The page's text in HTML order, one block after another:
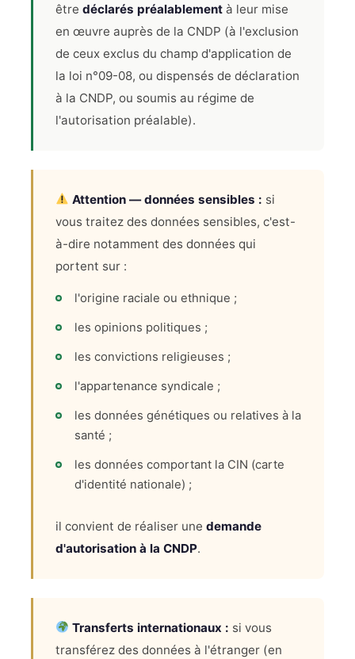
être déclarés préalablement à leur mise
en œuvre auprès de la CNDP (à l'exclusion
de ceux exclus du champ d'application de
la loi n°09-08, ou dispensés de déclaration
à la CNDP, ou soumis au régime de
l'autorisation préalable).
Attention — données sensibles : si
vous traitez des données sensibles, c'est-
à-dire notamment des données qui
portent sur :
l'origine raciale ou ethnique ;
les opinions politiques ;
les convictions religieuses ;
l'appartenance syndicale ;
les données génétiques ou relatives à la
santé ;
les données comportant la CIN (carte
d'identité nationale) ;
il convient de réaliser une demande
d'autorisation à la CNDP.
Transferts internationaux : si vous
transférez des données à l'étranger (en